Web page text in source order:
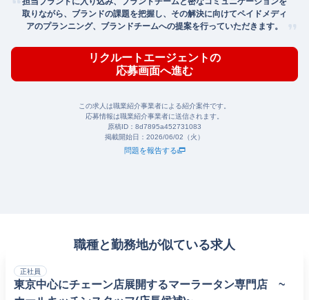
取りながら、ブランドの課題を把握し、その解決に向けてペイドメディ
アのプランニング、ブランドチームへの提案を行っていただきます。
リクルートエージェントの
応募画面へ進む
この求人は職業紹介事業者による紹介案件です。
応募情報は職業紹介事業者に送信されます。
原稿ID： 8d7895a452731083
掲載開始日： 2026/06/02（火）
問題を報告する
職種と勤務地が似ている求人
正社員
東京中心にチェーン店展開するマーラータン専門店 ~